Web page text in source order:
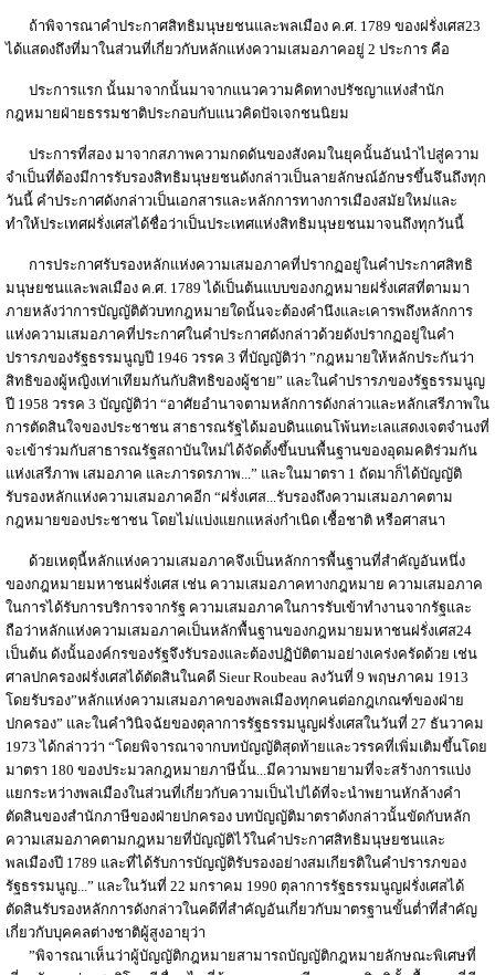
ถ้าพิจารณาคำประกาศสิทธิมนุษยชนและพลเมือง ค.ศ. 1789 ของฝรั่งเศส23
ได้แสดงถึงที่มาในส่วนที่เกี่ยวกับหลักแห่งความเสมอภาคอยู่ 2 ประการ คือ
ประการแรก นั้นมาจากนั้นมาจากแนวความคิดทางปรัชญาแห่งสำนัก
กฎหมายฝ่ายธรรมชาติประกอบกับแนวคิดปัจเจกชนนิยม
ประการที่สอง มาจากสภาพความกดดันของสังคมในยุคนั้นอันนำไปสู่ความ
จำเป็นที่ต้องมีการรับรองสิทธิมนุษยชนดังกล่าวเป็นลายลักษณ์อักษรขึ้นจึนถึงทุก
วันนี้ คำประกาศดังกล่าวเป็นเอกสารและหลักการทางการเมืองสมัยใหม่และ
ทำให้ประเทศฝรั่งเศสได้ชื่อว่าเป็นประเทศแห่งสิทธิมนุษยชนมาจนถึงทุกวันนี้
การประกาศรับรองหลักแห่งความเสมอภาคที่ปรากฏอยู่ในคำประกาศสิทธิ
มนุษยชนและพลเมือง ค.ศ. 1789 ได้เป็นต้นแบบของกฎหมายฝรั่งเศสที่ตามมา
ภายหลังว่าการบัญญัติตัวบทกฎหมายใดนั้นจะต้องคำนึงและเคารพถึงหลักการ
แห่งความเสมอภาคที่ประกาศในคำประกาศดังกล่าวด้วยดังปรากฏอยู่ในคำ
ปรารภของรัฐธรรมนูญปี 1946 วรรค 3 ที่บัญญัติว่า ”กฎหมายให้หลักประกันว่า
สิทธิของผู้หญิงเท่าเทียมกันกับสิทธิของผู้ชาย” และในคำปรารภของรัฐธรรมนูญ
ปี 1958 วรรค 3 บัญญัติว่า “อาศัยอำนาจตามหลักการดังกล่าวและหลักเสรีภาพใน
การตัดสินใจของประชาชน สาธารณรัฐได้มอบดินแดนโพ้นทะเลแสดงเจตจำนงที่
จะเข้าร่วมกับสาธารณรัฐสถาบันใหม่ได้จัดตั้งขึ้นบนพื้นฐานของอุดมคติร่วมกัน
แห่งเสรีภาพ เสมอภาค และภารดรภาพ...” และในมาตรา 1 ถัดมาก็ได้บัญญัติ
รับรองหลักแห่งความเสมอภาคอีก “ฝรั่งเศส...รับรองถึงความเสมอภาคตาม
กฎหมายของประชาชน โดยไม่แบ่งแยกแหล่งกำเนิด เชื้อชาติ หรือศาสนา
ด้วยเหตุนี้หลักแห่งความเสมอภาคจึงเป็นหลักการพื้นฐานที่สำคัญอันหนึ่ง
ของกฎหมายมหาชนฝรั่งเศส เช่น ความเสมอภาคทางกฎหมาย ความเสมอภาค
ในการได้รับการบริการจากรัฐ ความเสมอภาคในการรับเข้าทำงานจากรัฐและ
ถือว่าหลักแห่งความเสมอภาคเป็นหลักพื้นฐานของกฎหมายมหาชนฝรั่งเศส24
เป็นต้น ดังนั้นองค์กรของรัฐจึงรับรองและต้องปฏิบัติตามอย่างเคร่งครัดด้วย เช่น
ศาลปกครองฝรั่งเศสได้ตัดสินในคดี Sieur Roubeau ลงวันที่ 9 พฤษภาคม 1913
โดยรับรอง”หลักแห่งความเสมอภาคของพลเมืองทุกคนต่อกฎเกณฑ์ของฝ่าย
ปกครอง” และในคำวินิจฉัยของตุลาการรัฐธรรมนูญฝรั่งเศสในวันที่ 27 ธันวาคม
1973 ได้กล่าวว่า “โดยพิจารณาจากบทบัญญัติสุดท้ายและวรรคที่เพิ่มเติมขึ้นโดย
มาตรา 180 ของประมวลกฎหมายภาษีนั้น...มีความพยายามที่จะสร้างการแบ่ง
แยกระหว่างพลเมืองในส่วนที่เกี่ยวกับความเป็นไปได้ที่จะนำพยานหักล้างคำ
ตัดสินของสำนักภาษีของฝ่ายปกครอง บทบัญญัติมาตราดังกล่าวนั้นขัดกับหลัก
ความเสมอภาคตามกฎหมายที่บัญญัติไว้ในคำประกาศสิทธิมนุษยชนและ
พลเมืองปี 1789 และที่ได้รับการบัญญัติรับรองอย่างสมเกียรติในคำปรารภของ
รัฐธรรมนูญ...” และในวันที่ 22 มกราคม 1990 ตุลาการรัฐธรรมนูญฝรั่งเศสได้
ตัดสินรับรองหลักการดังกล่าวในคดีที่สำคัญอันเกี่ยวกับมาตรฐานขั้นต่ำที่สำคัญ
เกี่ยวกับบุคคลต่างชาติผู้สูงอายุว่า
”พิจารณาเห็นว่าผู้บัญญัติกฎหมายสามารถบัญญัติกฎหมายลักษณะพิเศษที่